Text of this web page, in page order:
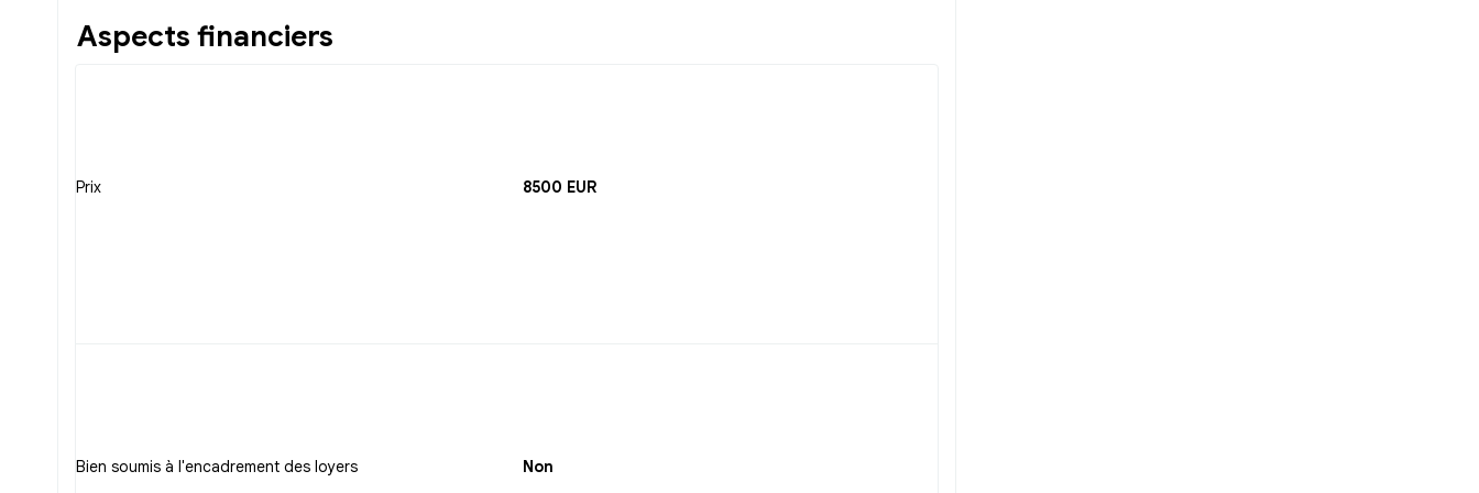
Aspects financiers
Prix 8500 EUR
Bien soumis à l'encadrement des loyers Non